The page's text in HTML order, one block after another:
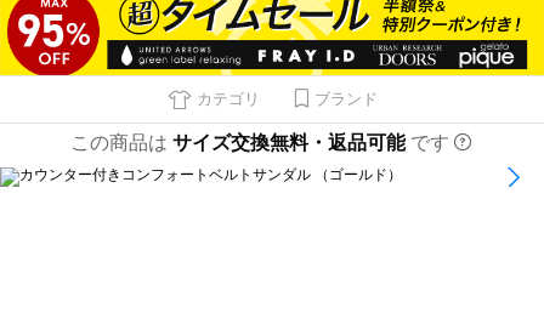
カテゴリ ブランド
この商品は サイズ交換無料・返品可能 です
1/6